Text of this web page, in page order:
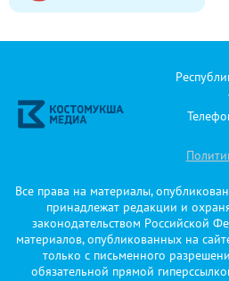
Все права на материалы,
принадлежат редакции и
законодательством Российской
материалов, опубликованных на
только с письменного
обязательной прямой